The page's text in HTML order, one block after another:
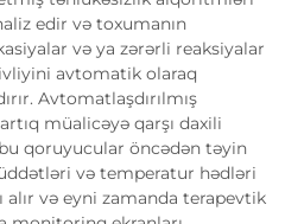
edir və toxumanın
və ya zərərli reaksiyalar
avtomatik olaraq
Avtomatlaşdırılmış
müalicəyə qarşı daxili
qoruyucular öncədən təyin
və temperatur hədləri
alır və eyni zamanda terapevtik